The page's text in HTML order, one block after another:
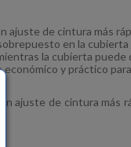
ajuste de cintura más
en la
la cubierta puede
y práctico
ajuste de cintura más